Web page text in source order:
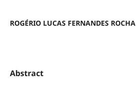
ROGÉRIO LUCAS FERNANDES ROCHA
Abstract